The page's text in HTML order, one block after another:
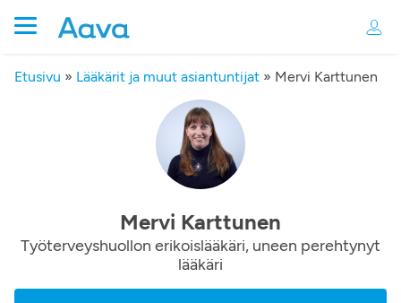
Etusivu » Lääkärit ja muut asiantuntijat » Mervi Karttunen
Mervi Karttunen
Työterveyshuollon erikoislääkäri, uneen perehtynyt
lääkäri